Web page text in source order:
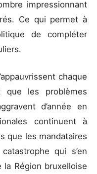
impressionnant
Ce qui permet à
de compléter
chaque
les problèmes
d’année en
continuent à
que les mandataires
qui s’en
Région bruxelloise